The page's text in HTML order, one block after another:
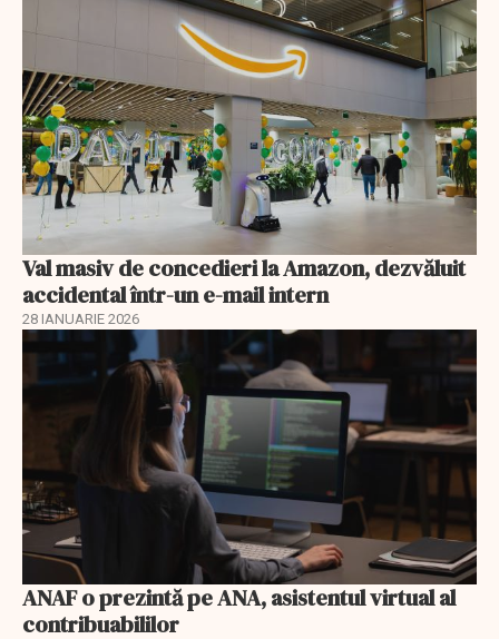
Val masiv de concedieri la Amazon, dezvăluit
accidental într-un e-mail intern
28 IANUARIE 2026
ANAF o prezintă pe ANA, asistentul virtual al
contribuabililor